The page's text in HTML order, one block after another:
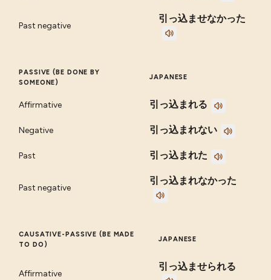
Past negative
引っ込ませなかった
PASSIVE (BE DONE BY
SOMEONE)
JAPANESE
Affirmative 引っ込まれる
Negative 引っ込まれない
Past 引っ込まれた
Past negative
引っ込まれなかった
CAUSATIVE-PASSIVE (BE MADE
TO DO)
JAPANESE
Affirmative
引っ込ませられる